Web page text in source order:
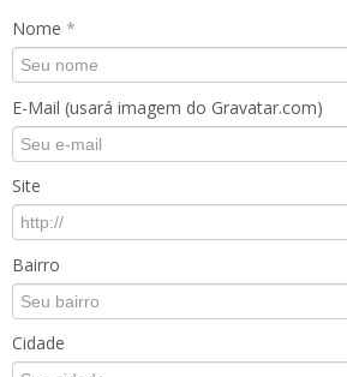
Nome *
E-Mail (usará imagem do Gravatar.com)
Site
Bairro
Cidade